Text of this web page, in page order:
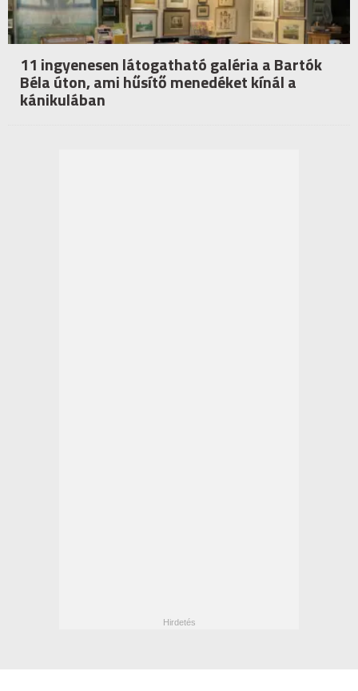
11 ingyenesen látogatható galéria a Bartók
Béla úton, ami hűsítő menedéket kínál a
kánikulában